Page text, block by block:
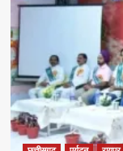
प्रथम
कैबिनेट
मंत्री
श्री
राजेश
अग्रवाल
ने
लखनपुर